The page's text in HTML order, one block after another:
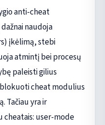
anti-cheat
naudoja
įkėlimą, stebi
atmintį bei procesų
paleisti gilius
cheat modulius
Tačiau yra ir
user-mode